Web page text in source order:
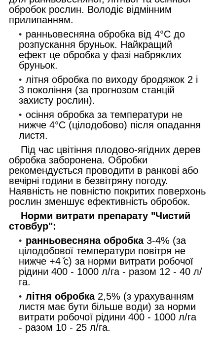
обробок рослин. Володіє відмінним
прилипанням.
ранньовесняна обробка від 4°С до
розпускання бруньок. Найкращий
ефект це обробка у фазі набряклих
бруньок.
літня обробка по виходу бродяжок 2 і
3 покоління (за прогнозом станцій
захисту рослин).
осіння обробка за температури не
нижче 4°С (цілодобово) після опадання
листя.
Під час цвітіння плодово-ягідних дерев
обробка заборонена. Обробки
рекомендується проводити в ранкові або
вечірні години в безвітряну погоду.
Наявність не повністю покритих поверхонь
рослин зменшує ефективність обробок.
Норми витрати препарату "Чистий
стовбур":
ранньовесняна обробка3-4% (за
цілодобової температури повітря не
нижче +4 ̊с) за норми витрати робочої
рідини 400 - 1000 л/га - разом 12 - 40 л/
га.
літня обробка2,5% (з урахуванням
листя має бути більше води) за норми
витрати робочої рідини 400 - 1000 л/га
- разом 10 - 25 л/га.